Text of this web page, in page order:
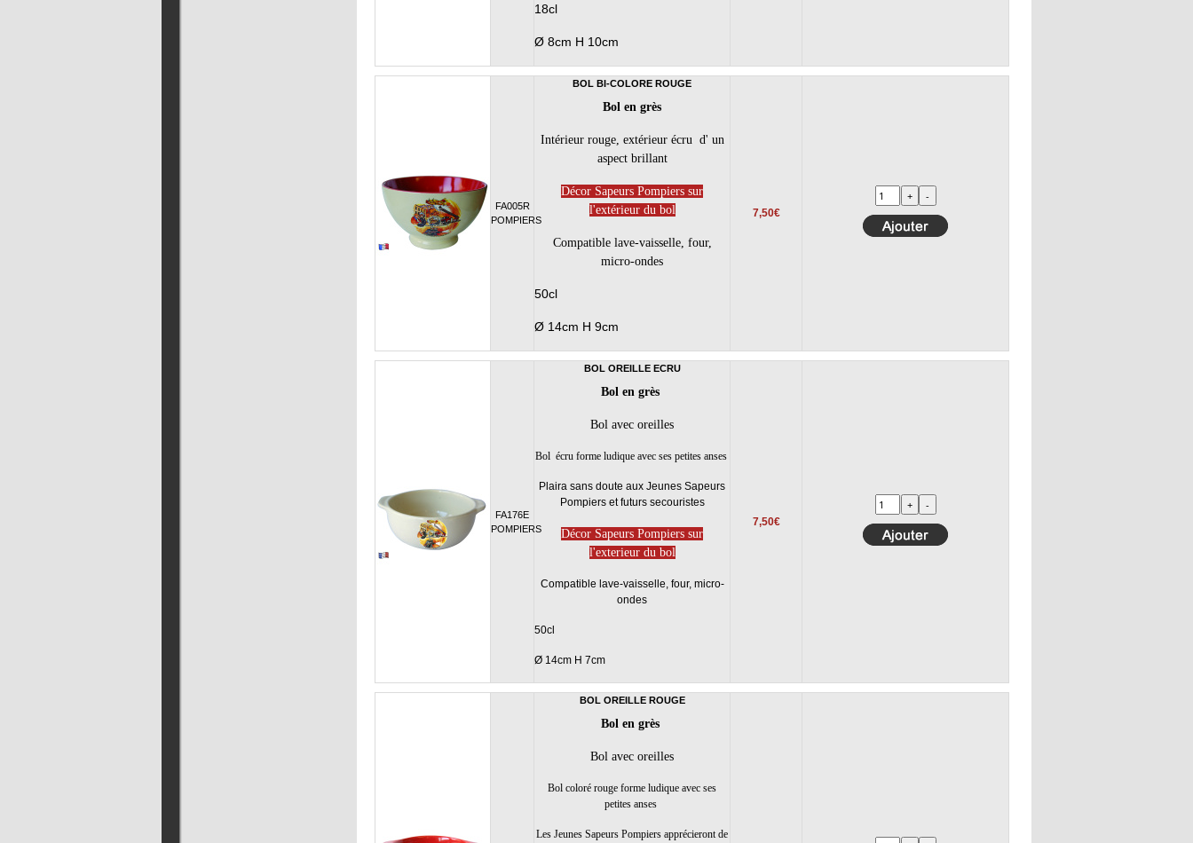
18cl
Ø 8cm H 10cm
FA005R
POMPIERS
BOL BI-COLORE ROUGE
Bol en grès
Intérieur rouge, extérieur écru d' un
aspect brillant
Décor Sapeurs Pompiers sur
l'extérieur du bol
Compatible lave-vaisselle, four,
micro-ondes
50cl
Ø 14cm H 9cm
7,50€
FA176E
POMPIERS
BOL OREILLE ECRU
Bol en grès
Bol avec oreilles
Bol écru forme ludique avec ses petites anses
Plaira sans doute aux Jeunes Sapeurs
Pompiers et futurs secouristes
Décor Sapeurs Pompiers sur
l'exterieur du bol
Compatible lave-vaisselle, four, micro-
ondes
50cl
Ø 14cm H 7cm
7,50€
BOL OREILLE ROUGE
Bol en grès
Bol avec oreilles
Bol coloré rouge forme ludique avec ses
petites anses
Les Jeunes Sapeurs Pompiers apprécieront de